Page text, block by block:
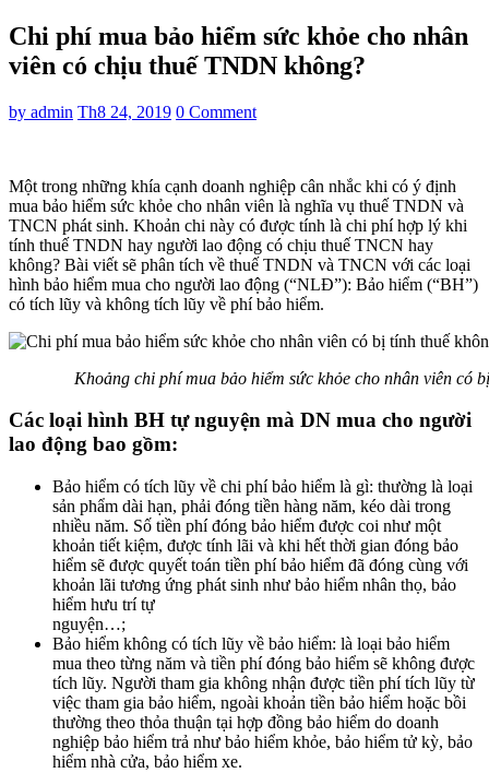
Chi phí mua bảo hiểm sức khỏe cho nhân
viên có chịu thuế TNDN không?
by admin Th8 24, 2019 0 Comment
Một trong những khía cạnh doanh nghiệp cân nhắc khi có ý định
mua bảo hiểm sức khỏe cho nhân viên là nghĩa vụ thuế TNDN và
TNCN phát sinh. Khoản chi này có được tính là chi phí hợp lý khi
tính thuế TNDN hay người lao động có chịu thuế TNCN hay
không? Bài viết sẽ phân tích về thuế TNDN và TNCN với các loại
hình bảo hiểm mua cho người lao động (“NLĐ”): Bảo hiểm (“BH”)
có tích lũy và không tích lũy về phí bảo hiểm.
Khoảng chi phí mua bảo hiểm sức khỏe cho nhân viên có
Các loại hình BH tự nguyện mà DN mua cho người
lao động bao gồm:
Bảo hiểm có tích lũy về chi phí bảo hiểm là gì: thường là loại
sản phẩm dài hạn, phải đóng tiền hàng năm, kéo dài trong
nhiều năm. Số tiền phí đóng bảo hiểm được coi như một
khoản tiết kiệm, được tính lãi và khi hết thời gian đóng bảo
hiểm sẽ được quyết toán tiền phí bảo hiểm đã đóng cùng với
khoản lãi tương ứng phát sinh như bảo hiểm nhân thọ, bảo
hiểm hưu trí tự
nguyện…;
Bảo hiểm không có tích lũy về bảo hiểm: là loại bảo hiểm
mua theo từng năm và tiền phí đóng bảo hiểm sẽ không được
tích lũy. Người tham gia không nhận được tiền phí tích lũy từ
việc tham gia bảo hiểm, ngoài khoản tiền bảo hiểm hoặc bồi
thường theo thỏa thuận tại hợp đồng bảo hiểm do doanh
nghiệp bảo hiểm trả như bảo hiểm khỏe, bảo hiểm tử kỳ, bảo
hiểm nhà cửa, bảo hiểm xe.